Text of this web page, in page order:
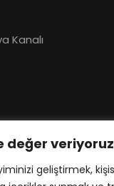
değer veriyoruz
geliştirmek,
Kanalı
Sultansuyu Cad No:
/ İSTANBUL